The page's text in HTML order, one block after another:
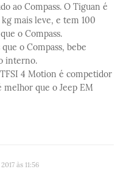
ao Compass. O Tiguan é
mais leve, e tem 100
o Compass.
o Compass, bebe
interno.
4 Motion é competidor
melhor que o Jeep EM
às 11:56